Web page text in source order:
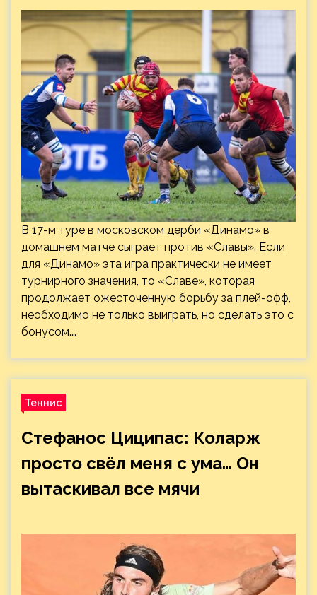
В 17-м туре в московском дерби «Динамо» в
домашнем матче сыграет против «Славы». Если
для «Динамо» эта игра практически не имеет
турнирного значения, то «Славе», которая
продолжает ожесточенную борьбу за плей-офф,
необходимо не только выиграть, но сделать это с
бонусом.…
Теннис
Стефанос Циципас: Коларж
просто свёл меня с ума… Он
вытаскивал все мячи